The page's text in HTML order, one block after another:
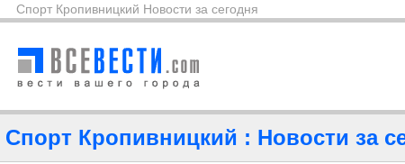
Спорт Кропивницкий Новости за сегодня
Спорт Кропивницкий : Новости за